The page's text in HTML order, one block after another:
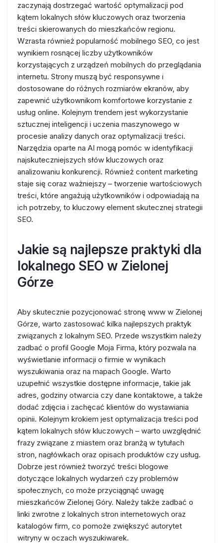
zaczynają dostrzegać wartość optymalizacji pod
kątem lokalnych słów kluczowych oraz tworzenia
treści skierowanych do mieszkańców regionu.
Wzrasta również popularność mobilnego SEO, co jest
wynikiem rosnącej liczby użytkowników
korzystających z urządzeń mobilnych do przeglądania
internetu. Strony muszą być responsywne i
dostosowane do różnych rozmiarów ekranów, aby
zapewnić użytkownikom komfortowe korzystanie z
usług online. Kolejnym trendem jest wykorzystanie
sztucznej inteligencji i uczenia maszynowego w
procesie analizy danych oraz optymalizacji treści.
Narzędzia oparte na AI mogą pomóc w identyfikacji
najskuteczniejszych słów kluczowych oraz
analizowaniu konkurencji. Również content marketing
staje się coraz ważniejszy – tworzenie wartościowych
treści, które angażują użytkowników i odpowiadają na
ich potrzeby, to kluczowy element skutecznej strategii
SEO.
Jakie są najlepsze praktyki dla
lokalnego SEO w Zielonej
Górze
Aby skutecznie pozycjonować stronę www w Zielonej
Górze, warto zastosować kilka najlepszych praktyk
związanych z lokalnym SEO. Przede wszystkim należy
zadbać o profil Google Moja Firma, który pozwala na
wyświetlanie informacji o firmie w wynikach
wyszukiwania oraz na mapach Google. Warto
uzupełnić wszystkie dostępne informacje, takie jak
adres, godziny otwarcia czy dane kontaktowe, a także
dodać zdjęcia i zachęcać klientów do wystawiania
opinii. Kolejnym krokiem jest optymalizacja treści pod
kątem lokalnych słów kluczowych – warto uwzględnić
frazy związane z miastem oraz branżą w tytułach
stron, nagłówkach oraz opisach produktów czy usług.
Dobrze jest również tworzyć treści blogowe
dotyczące lokalnych wydarzeń czy problemów
społecznych, co może przyciągnąć uwagę
mieszkańców Zielonej Góry. Należy także zadbać o
linki zwrotne z lokalnych stron internetowych oraz
katalogów firm, co pomoże zwiększyć autorytet
witryny w oczach wyszukiwarek.